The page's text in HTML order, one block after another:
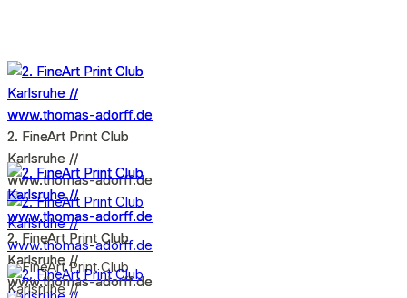
2. FineArt Print Club
Karlsruhe //
www.thomas-adorff.de
2. FineArt Print Club
Karlsruhe //
2. FineArt Print Club
Karlsruhe //
www.thomas-adorff.de
2. FineArt Print Club
Karlsruhe //
www.thomas-adorff.de
2. FineArt Print Club
Karlsruhe //
www.thomas-adorff.de